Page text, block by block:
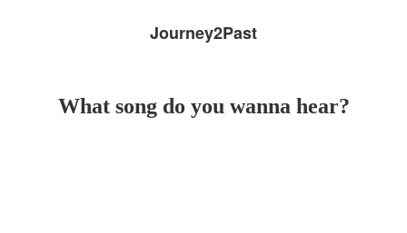
Journey2Past
What song do you wanna hear?